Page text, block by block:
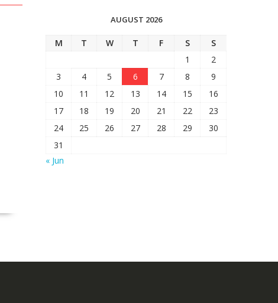
AUGUST 2026
M T W T F S
S
1
2
3
4 5 6 7 8
9
10
11 12 13 14 15
16
17
18 19 20 21 22
23
24
25 26 27 28 29
30
31
« Jun